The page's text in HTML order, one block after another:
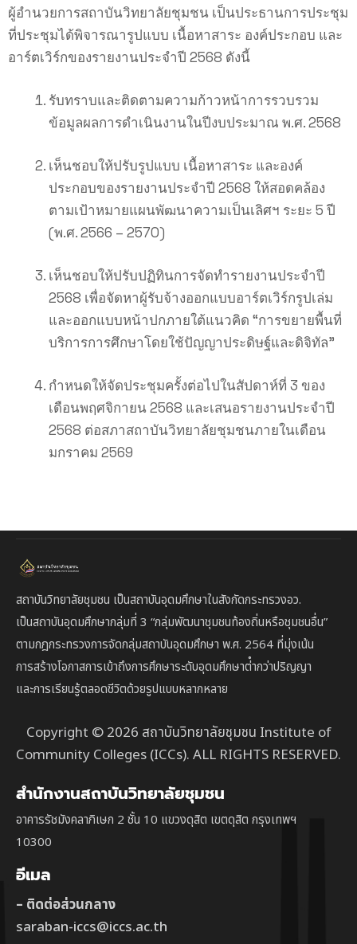
ผู้อำนวยการสถาบันวิทยาลัยชุมชน เป็นประธานการประชุม
ที่ประชุมได้พิจารณารูปแบบ เนื้อหาสาระ องค์ประกอบ และ
อาร์ตเวิร์กของรายงานประจำปี 2568 ดังนี้
รับทราบและติดตามความก้าวหน้าการรวบรวม
ข้อมูลผลการดำเนินงานในปีงบประมาณ พ.ศ. 2568
เห็นชอบให้ปรับรูปแบบ เนื้อหาสาระ และองค์
ประกอบของรายงานประจำปี 2568 ให้สอดคล้อง
ตามเป้าหมายแผนพัฒนาความเป็นเลิศฯ ระยะ 5 ปี
(พ.ศ. 2566 – 2570)
เห็นชอบให้ปรับปฏิทินการจัดทำรายงานประจำปี
2568 เพื่อจัดหาผู้รับจ้างออกแบบอาร์ตเวิร์กรูปเล่ม
และออกแบบหน้าปกภายใต้แนวคิด “การขยายพื้นที่
บริการการศึกษาโดยใช้ปัญญาประดิษฐ์และดิจิทัล”
กำหนดให้จัดประชุมครั้งต่อไปในสัปดาห์ที่ 3 ของ
เดือนพฤศจิกายน 2568 และเสนอรายงานประจำปี
2568 ต่อสภาสถาบันวิทยาลัยชุมชนภายในเดือน
มกราคม 2569
สถาบันวิทยาลัยชุมชน เป็นสถาบันอุดมศึกษาในสังกัดกระทรวงอว.
เป็นสถาบันอุดมศึกษากลุ่มที่ 3 “กลุ่มพัฒนาชุมชนท้องถิ่นหรือชุมชนอื่น”
ตามกฎกระทรวงการจัดกลุ่มสถาบันอุดมศึกษา พ.ศ. 2564 ที่มุ่งเน้น
การสร้างโอกาสการเข้าถึงการศึกษาระดับอุดมศึกษาต่ํากว่าปริญญา
และการเรียนรู้ตลอดชีวิตด้วยรูปแบบหลากหลาย
Copyright © 2026 สถาบันวิทยาลัยชุมชน Institute of
Community Colleges (ICCs). ALL RIGHTS RESERVED.
สำนักงานสถาบันวิทยาลัยชุมชน
อาคารรัชมังคลาภิเษก 2 ชั้น 10 แขวงดุสิต เขตดุสิต กรุงเทพฯ
10300
อีเมล
– ติดต่อส่วนกลาง
saraban-iccs@iccs.ac.th